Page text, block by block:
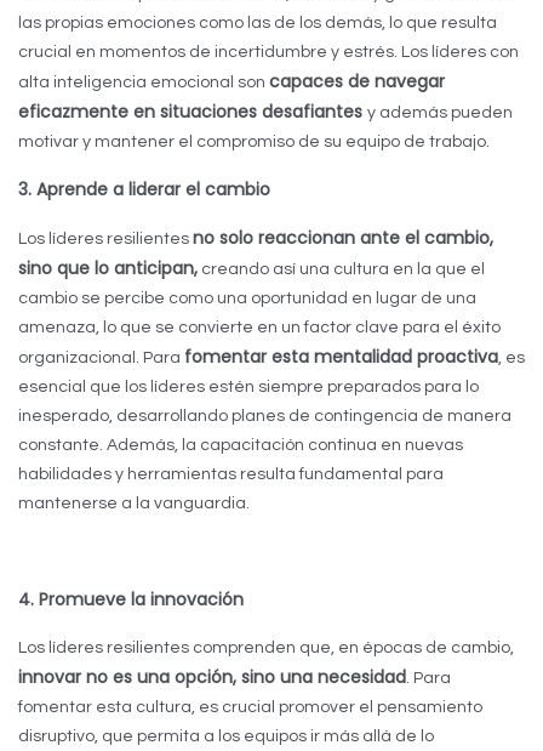
las propias emociones como las de los demás, lo que resulta
crucial en momentos de incertidumbre y estrés. Los líderes con
alta inteligencia emocional son capaces de navegar
eficazmente en situaciones desafiantes y además pueden
motivar y mantener el compromiso de su equipo de trabajo.
3. Aprende a liderar el cambio
Los líderes resilientes no solo reaccionan ante el cambio,
sino que lo anticipan, creando así una cultura en la que el
cambio se percibe como una oportunidad en lugar de una
amenaza, lo que se convierte en un factor clave para el éxito
organizacional. Para fomentar esta mentalidad proactiva, es
esencial que los líderes estén siempre preparados para lo
inesperado, desarrollando planes de contingencia de manera
constante. Además, la capacitación continua en nuevas
habilidades y herramientas resulta fundamental para
mantenerse a la vanguardia.
4. Promueve la innovación
Los líderes resilientes comprenden que, en épocas de cambio,
innovar no es una opción, sino una necesidad. Para
fomentar esta cultura, es crucial promover el pensamiento
disruptivo, que permita a los equipos ir más allá de lo